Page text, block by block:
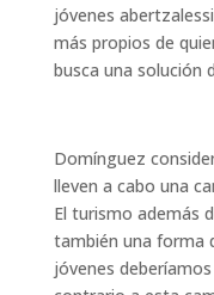
jóvenes
más propios de
busca una solución
Domínguez
lleven a cabo una
El turismo además
también una forma
jóvenes